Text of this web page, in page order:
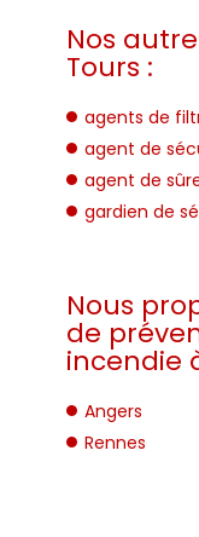
Nos
Tours :
agents de
agent de
agent de
gardien de
Nous
de
incendie
Angers
Rennes